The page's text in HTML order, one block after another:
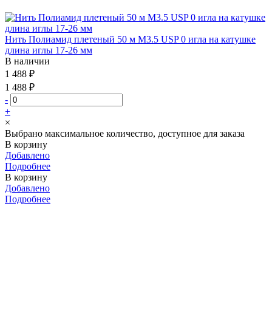
Нить Полиамид плетеный 50 м М3.5 USP 0 игла на катушке
длина иглы 17-26 мм
В наличии
1 488 ₽
1 488 ₽
-
+
×
Выбрано максимальное количество, доступное для заказа
В корзину
Добавлено
Подробнее
В корзину
Добавлено
Подробнее